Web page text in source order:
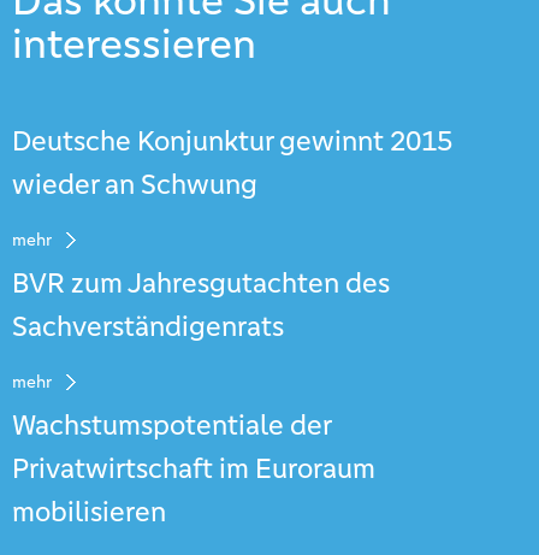
interessieren
Deutsche Konjunktur gewinnt 2015
wieder an Schwung
mehr
BVR zum Jahresgutachten des
Sachverständigenrats
mehr
Wachstumspotentiale der
Privatwirtschaft im Euroraum
mobilisieren